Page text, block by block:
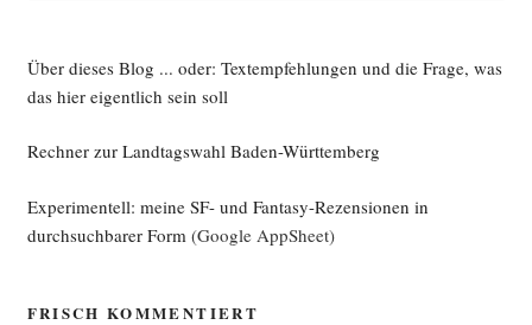
Über dieses Blog ... oder: Textempfehlungen und die Frage, was
das hier eigentlich sein soll
Rechner zur Landtagswahl Baden-Württemberg
Experimentell: meine SF- und Fantasy-Rezensionen in
durchsuchbarer Form (Google AppSheet)
FRISCH KOMMENTIERT